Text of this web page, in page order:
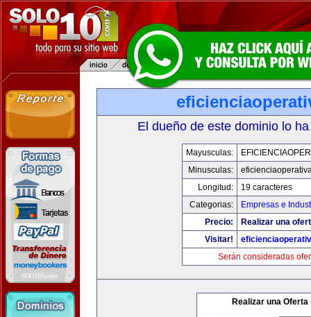
El dueño de este dominio lo
Mayusculas:
Minusculas:
Longitud:
19 caracteres
Categorias:
Empresas e
Precio:
Realizar una
Visitar!
Serán consideradas
Realizar una Oferta